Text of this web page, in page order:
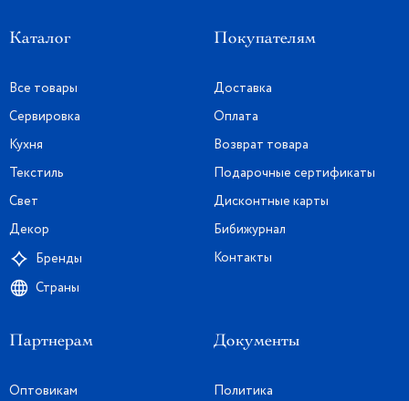
Каталог
Все товары
Сервировка
Кухня
Текстиль
Свет
Декор
Бренды
Страны
Покупателям
Доставка
Оплата
Возврат товара
Подарочные сертификаты
Дисконтные карты
Бибижурнал
Контакты
Партнерам
Оптовикам
Документы
Политика